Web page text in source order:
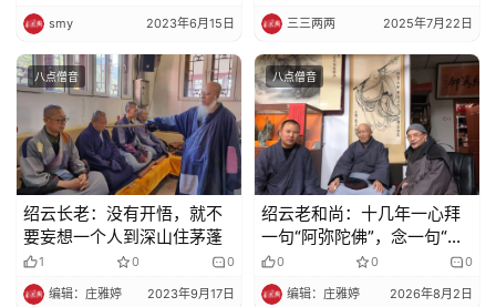
smy 2023年6月15日 三三两两 2025年7月22日
八点僧音
绍云长老：没有开悟，就不
要妄想一个人到深山住茅蓬
1 0 0
编辑：庄雅婷 2023年9月17日
八点僧音
绍云老和尚：十几年一心拜
一句“阿弥陀佛”，念一句“阿
弥陀佛”而成就的古月禅师。
0 0 0
编辑：庄雅婷 2026年8月2日